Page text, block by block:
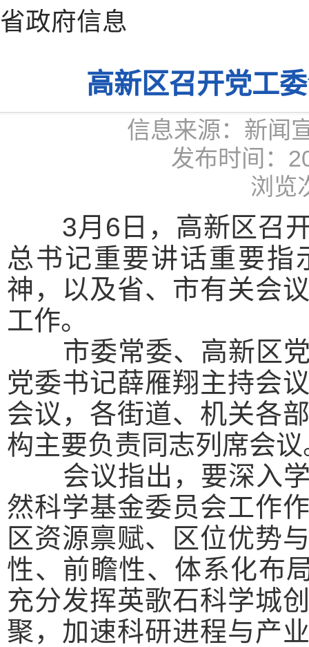
省政府信息
高新区召开党工
信息来源：新闻
发布时间：
浏览
3月6日，高新区召开
总书记重要讲话重要指
神，以及省、市有关会
工作。
市委常委、高新区党
党委书记薛雁翔主持会
会议，各街道、机关各
构主要负责同志列席会议
会议指出， 要深入
然科学基金委员会工作
区资源禀赋、区位优势
性、前瞻性、体系化布
充分发挥英歌石科学城
聚，加速科研进程与产